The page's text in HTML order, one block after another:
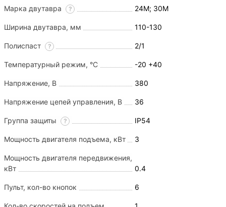
Марка двутавра ? 24М; 30М
Ширина двутавра, мм 110-130
Полиспаст ? 2/1
Температурный режим, °С -20 +40
Напряжение, В 380
Напряжение цепей управления, В 36
Группа защиты ? IP54
Мощность двигателя подъема, кВт 3
Мощность двигателя передвижения,
кВт
0.4
Пульт, кол-во кнопок 6